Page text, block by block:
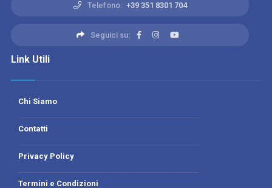
Telefono: +39 351 8301 704
Seguici su:
Link Utili
Chi Siamo
Contatti
Privacy Policy
Termini e Condizioni